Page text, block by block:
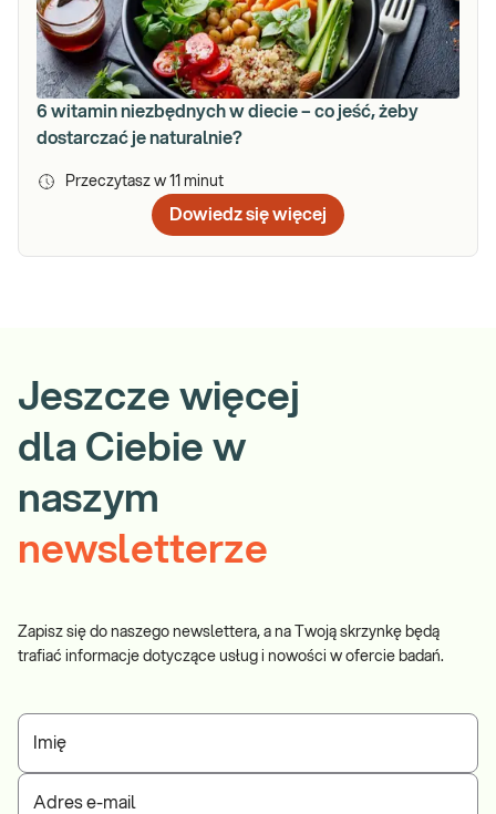
6 witamin niezbędnych w diecie – co jeść, żeby
dostarczać je naturalnie?
Przeczytasz w 11 minut
Dowiedz się więcej
Jeszcze więcej
dla Ciebie w
naszym
newsletterze
Zapisz się do naszego newslettera, a na Twoją skrzynkę będą
trafiać informacje dotyczące usług i nowości w ofercie badań.
Imię
Adres e-mail